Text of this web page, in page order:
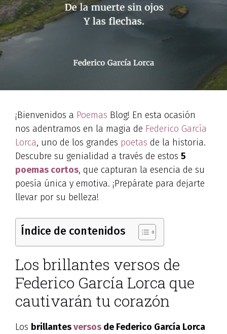
¡Bienvenidos a Poemas Blog! En esta ocasión
nos adentramos en la magia de Federico García
Lorca, uno de los grandes poetas de la historia.
Descubre su genialidad a través de estos 5
poemas cortos, que capturan la esencia de su
poesía única y emotiva. ¡Prepárate para dejarte
llevar por su belleza!
Índice de contenidos
Los brillantes versos de
Federico García Lorca que
cautivarán tu corazón
Los brillantesversos de Federico García Lorca